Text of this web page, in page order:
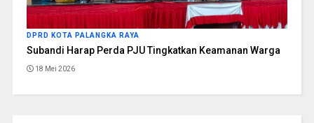
DPRD KOTA PALANGKA RAYA
Subandi Harap Perda PJU Tingkatkan Keamanan Warga
18 Mei 2026